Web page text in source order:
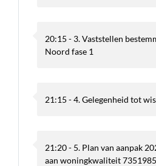
20:15 - 3. Vaststellen
Noord fase 1
21:15 - 4. Gelegenheid tot
21:20 - 5. Plan van aanpak
aan woningkwaliteit 7351985